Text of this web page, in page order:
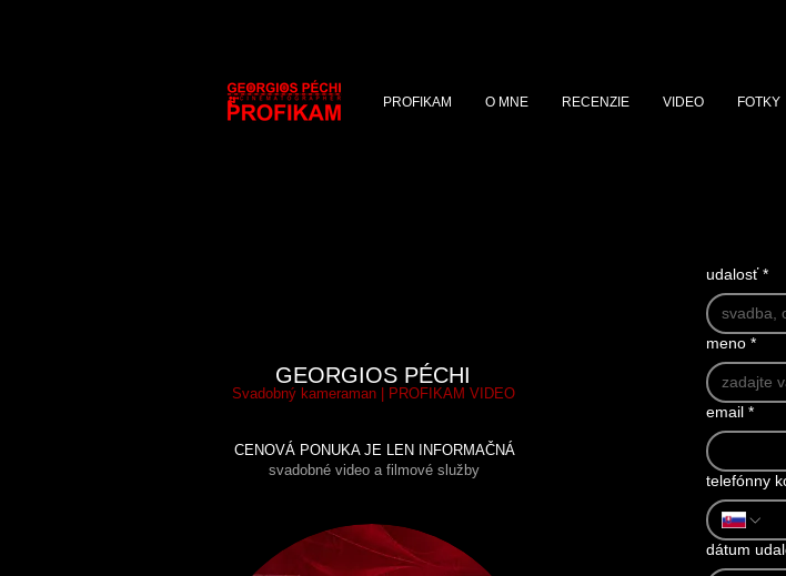
PROFIKAM O MNE RECENZIE VIDEO FOTKY
GEORGIOS PÉCHI
Svadobný kameraman | PROFIKAM VIDEO
CENOVÁ PONUKA JE LEN INFORMAČNÁ
svadobné video a filmové služby
udalosť *
meno *
email *
telefónny
dátum